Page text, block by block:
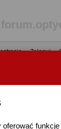
•Zaloguj•